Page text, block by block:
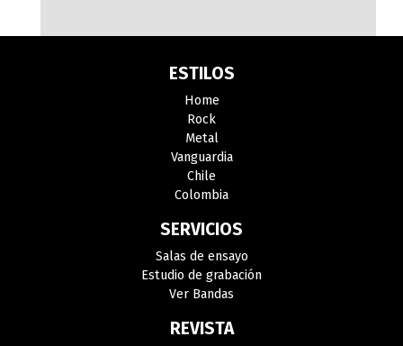
ESTILOS
Home
Rock
Metal
Vanguardia
Chile
Colombia
SERVICIOS
Salas de ensayo
Estudio de grabación
Ver Bandas
REVISTA